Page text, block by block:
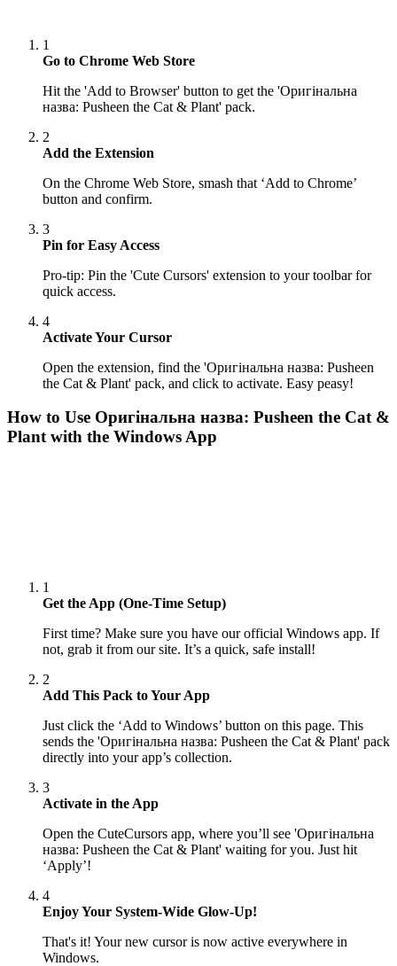
1
Go to Chrome Web Store
Hit the 'Add to Browser' button to get the 'Оригінальна
назва: Pusheen the Cat & Plant' pack.
2
Add the Extension
On the Chrome Web Store, smash that ‘Add to Chrome’
button and confirm.
3
Pin for Easy Access
Pro-tip: Pin the 'Cute Cursors' extension to your toolbar for
quick access.
4
Activate Your Cursor
Open the extension, find the 'Оригінальна назва: Pusheen
the Cat & Plant' pack, and click to activate. Easy peasy!
How to Use Оригінальна назва: Pusheen the Cat &
Plantwith the Windows App
1
Get the App (One-Time Setup)
First time? Make sure you have our official Windows app. If
not, grab it from our site. It’s a quick, safe install!
2
Add This Pack to Your App
Just click the ‘Add to Windows’ button on this page. This
sends the 'Оригінальна назва: Pusheen the Cat & Plant' pack
directly into your app’s collection.
3
Activate in the App
Open the CuteCursors app, where you’ll see 'Оригінальна
назва: Pusheen the Cat & Plant' waiting for you. Just hit
‘Apply’!
4
Enjoy Your System-Wide Glow-Up!
That's it! Your new cursor is now active everywhere in
Windows.